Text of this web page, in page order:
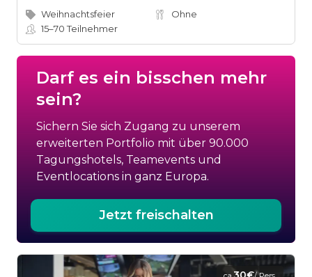
Weihnachtsfeier
Ohne
15–70Teilnehmer
Darf es ein bisschen mehr
sein?
Sichern Sie sich Zugang zu unserem
erweiterten Portfolio mit über 90.000
Tagungshotels, Teamevents und
Eventlocations in ganz Europa.
Jetzt freischalten